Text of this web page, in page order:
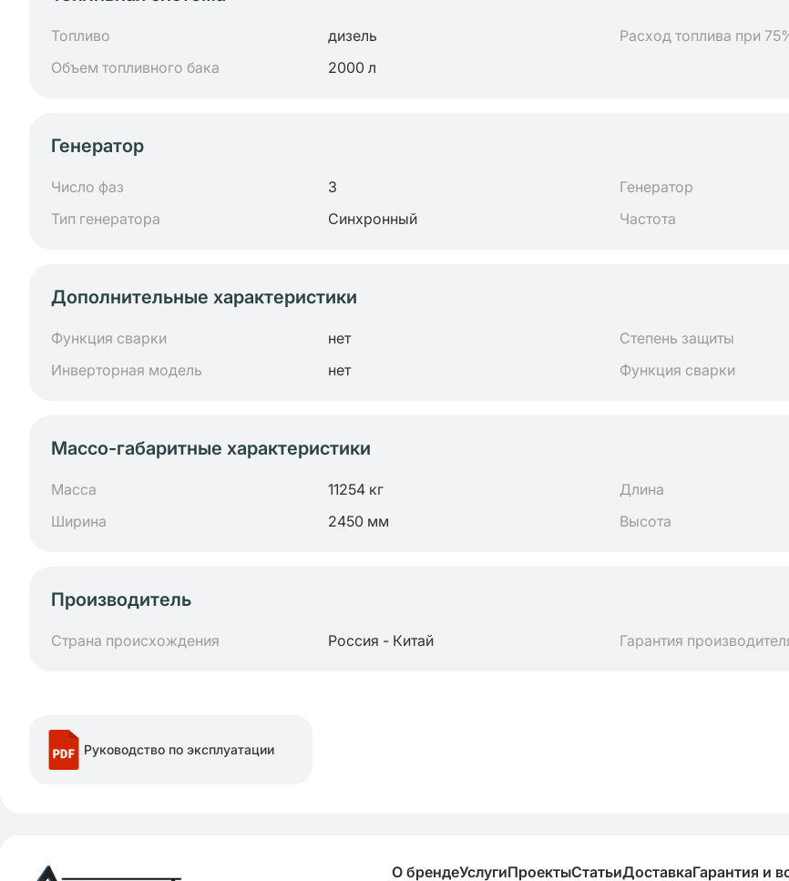
Топливо дизель Расход топлива при
Объем топливного бака
2000 л
Генератор
Число фаз 3 Генератор
Тип генератора
Синхронный Частота
Дополнительные характеристики
Функция сварки нет Степень защиты
Инверторная модель
нет Функция сварки
Массо-габаритные характеристики
Масса 11254 кг Длина
Ширина
2450 мм Высота
Производитель
Страна происхождения Россия - Китай Гарантия
Руководство по эксплуатации
О брендеУслугиПроектыСтатьиДоставкаГарантия и